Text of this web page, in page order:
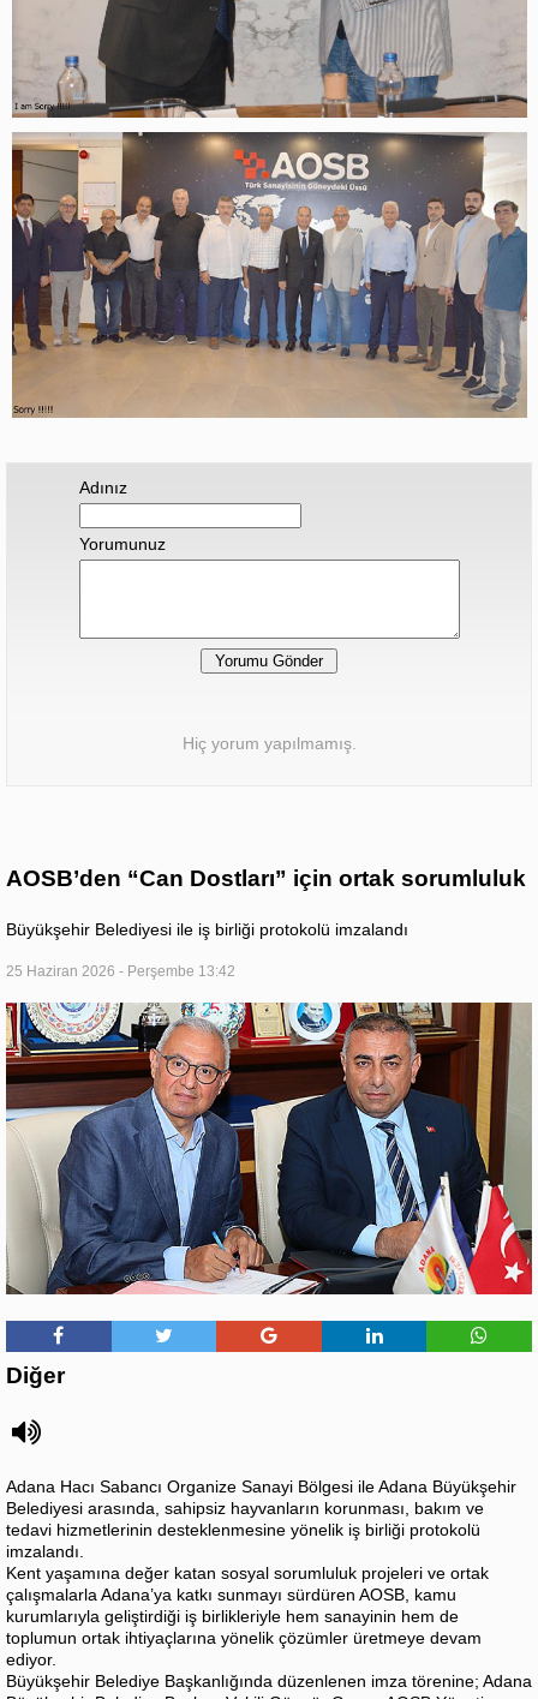
Adınız
Yorumunuz
Hiç yorum yapılmamış.
AOSB’den “Can Dostları” için ortak sorumluluk
Büyükşehir Belediyesi ile iş birliği protokolü imzalandı
25 Haziran 2026 - Perşembe 13:42
Diğer
Adana Hacı Sabancı Organize Sanayi Bölgesi ile Adana Büyükşehir
Belediyesi arasında, sahipsiz hayvanların korunması, bakım ve
tedavi hizmetlerinin desteklenmesine yönelik iş birliği protokolü
imzalandı.
Kent yaşamına değer katan sosyal sorumluluk projeleri ve ortak
çalışmalarla Adana’ya katkı sunmayı sürdüren AOSB, kamu
kurumlarıyla geliştirdiği iş birlikleriyle hem sanayinin hem de
toplumun ortak ihtiyaçlarına yönelik çözümler üretmeye devam
ediyor.
Büyükşehir Belediye Başkanlığında düzenlenen imza törenine; Adana